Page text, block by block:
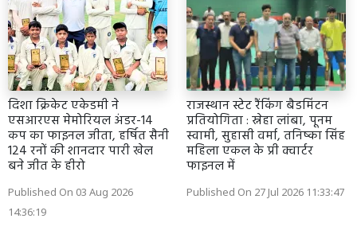
दिशा क्रिकेट एकेडमी ने
एसआरएस मेमोरियल अंडर-14
कप का फाइनल जीता, हर्षित सैनी
124 रनों की शानदार पारी खेल
बने जीत के हीरो
Published On 03 Aug 2026
14:36:19
राजस्थान स्टेट रैंकिंग बैडमिंटन
प्रतियोगिता : स्नेहा लांबा, पूनम
स्वामी, सुहासी वर्मा, तनिष्का सिंह
महिला एकल के प्री क्वार्टर
फाइनल में
Published On 27 Jul 2026 11:33:47